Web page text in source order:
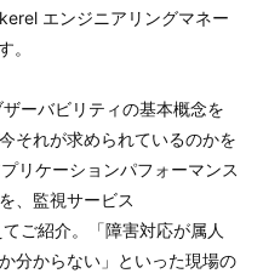
エンジニアリングマネー
。
ーバビリティの基本概念を
それが求められているのかを
リケーションパフォーマンス
、監視サービス
ご紹介。「障害対応が属人
分からない」といった現場の